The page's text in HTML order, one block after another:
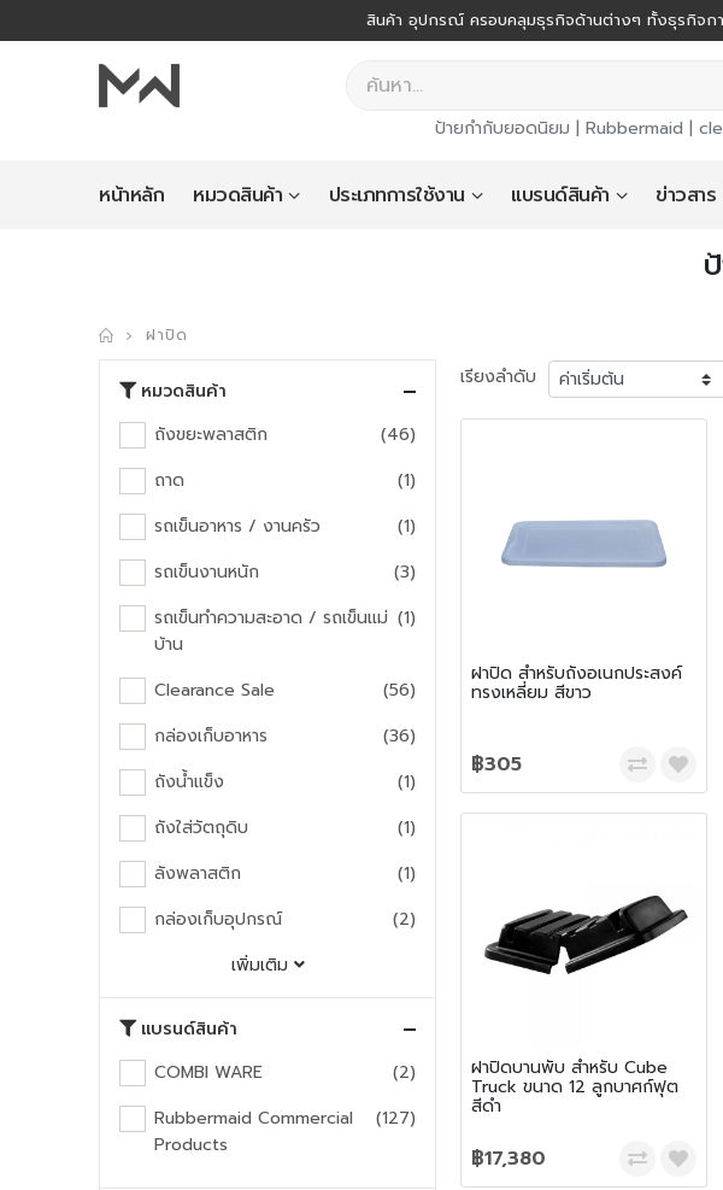
สินค้า อุปกรณ์ ครอบคลุมธุรกิจด้านต่างๆ ทั้งธุรกิจก
ป้ายกำกับยอดนิยม | Rubbermaid |
หน้าหลัก หมวดสินค้า ประเภทการใช้งาน แบรนด์สินค้า ข่าวสา
ฝาปิด
เรียงลำดับ
ฝาปิด สำหรับถังอเนกประสงค์
ทรงเหลี่ยม สีขาว
฿305
ฝาปิดบานพับ สำหรับ Cube
Truck ขนาด 12 ลูกบาศก์ฟุต
สีดำ
฿17,380
หมวดสินค้า
ถังขยะพลาสติก
(46)
ถาด
(1)
รถเข็นอาหาร / งานครัว
(1)
รถเข็นงานหนัก
(3)
รถเข็นทำความสะอาด / รถเข็นแม่
บ้าน
(1)
Clearance Sale
(56)
กล่องเก็บอาหาร
(36)
ถังน้ำแข็ง
(1)
ถังใส่วัตถุดิบ
(1)
ลังพลาสติก
(1)
กล่องเก็บอุปกรณ์
(2)
เพิ่มเติม
แบรนด์สินค้า
COMBI WARE
(2)
Rubbermaid Commercial
Products
(127)